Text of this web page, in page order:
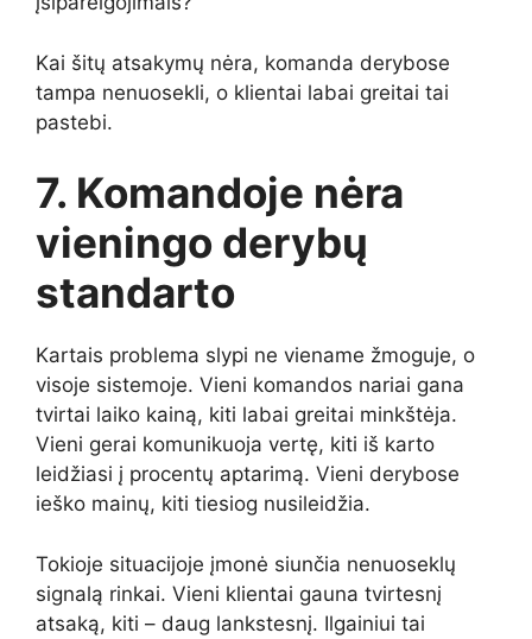
Kai šitų atsakymų nėra, komanda derybose
tampa nenuosekli, o klientai labai greitai tai
pastebi.
7. Komandoje nėra
vieningo derybų
standarto
Kartais problema slypi ne viename žmoguje, o
visoje sistemoje. Vieni komandos nariai gana
tvirtai laiko kainą, kiti labai greitai minkštėja.
Vieni gerai komunikuoja vertę, kiti iš karto
leidžiasi į procentų aptarimą. Vieni derybose
ieško mainų, kiti tiesiog nusileidžia.
Tokioje situacijoje įmonė siunčia nenuoseklų
signalą rinkai. Vieni klientai gauna tvirtesnį
atsaką, kiti – daug lankstesnį. Ilgainiui tai